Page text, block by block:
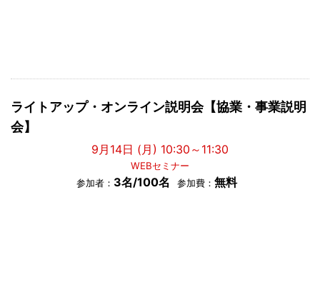
ライトアップ・オンライン説明会【協業・事業説明
会】
9月14日 (月) 10:30～11:30
WEBセミナー
参加者： 3名/100名 参加費： 無料